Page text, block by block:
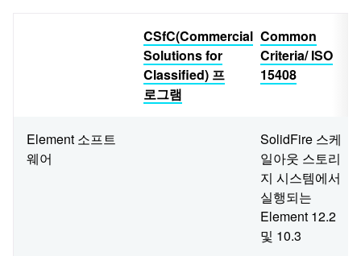
CSfC(Commercial
Solutions for
Classified) 프
로그램
Common
Criteria/ ISO
15408
Element 소프트
웨어
SolidFire 스케
일아웃 스토리
지 시스템에서
실행되는
Element 12.2
및 10.3